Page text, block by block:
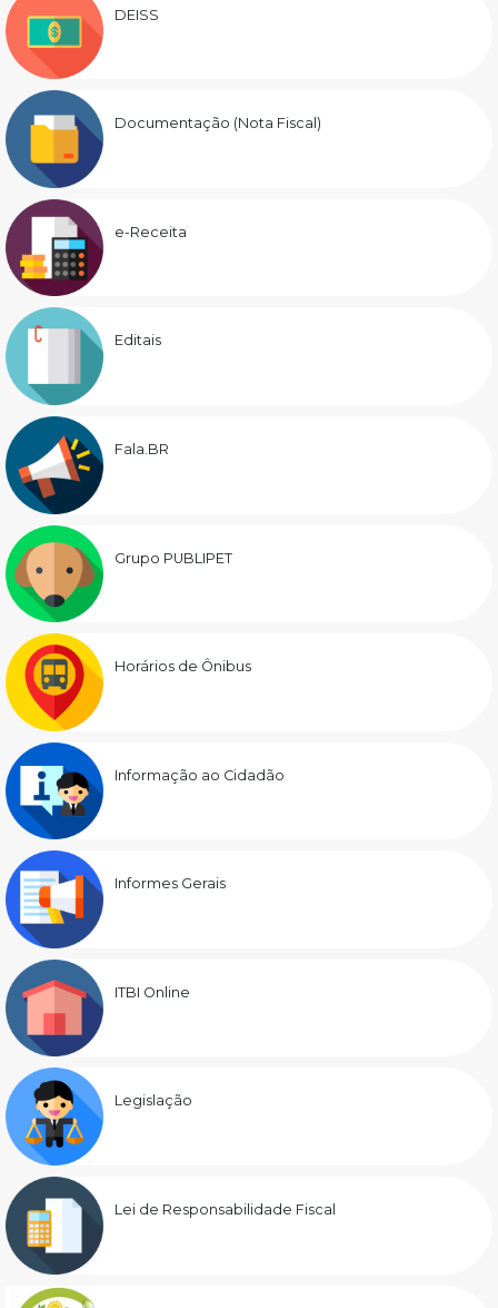
DEISS
Documentação (Nota Fiscal)
e-Receita
Editais
Fala.BR
Grupo PUBLIPET
Horários de Ônibus
Informação ao Cidadão
Informes Gerais
ITBI Online
Legislação
Lei de Responsabilidade Fiscal